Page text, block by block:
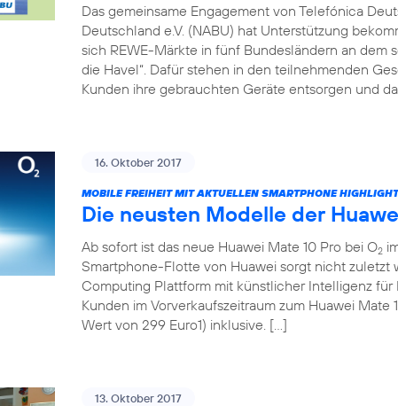
Das gemeinsame Engagement von Telefónica
Deutschland e.V. (NABU) hat Unterstützung
sich REWE-Märkte in fünf Bundesländern an dem
die Havel“. Dafür stehen in den teilnehmenden
Kunden ihre gebrauchten Geräte entsorgen und
16. Oktober 2017
MOBILE FREIHEIT MIT AKTUELLEN SMARTPHONE
Die neusten Modelle der
Ab sofort ist das neue Huawei Mate 10 Pro bei O2
Smartphone-Flotte von Huawei sorgt nicht
Computing Plattform mit künstlicher Intelligenz
Kunden im Vorverkaufszeitraum zum Huawei
Wert von 299 Euro1) inklusive. […]
13. Oktober 2017